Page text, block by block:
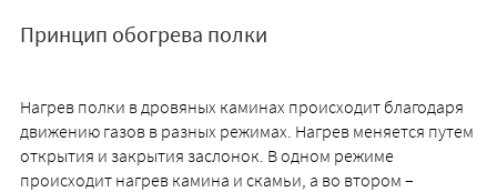
Принцип обогрева полки
Нагрев полки в дровяных каминах происходит благодаря
движению газов в разных режимах. Нагрев меняется путем
открытия и закрытия заслонок. В одном режиме
происходит нагрев камина и скамьи, а во втором –